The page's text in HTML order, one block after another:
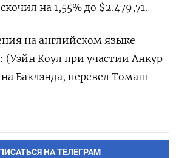
на 1,55% до $2.479,71.
на английском языке
(Уэйн Коул при участии Анкур
Баклэнда, перевел Томаш
НА ТЕЛЕГРАМ